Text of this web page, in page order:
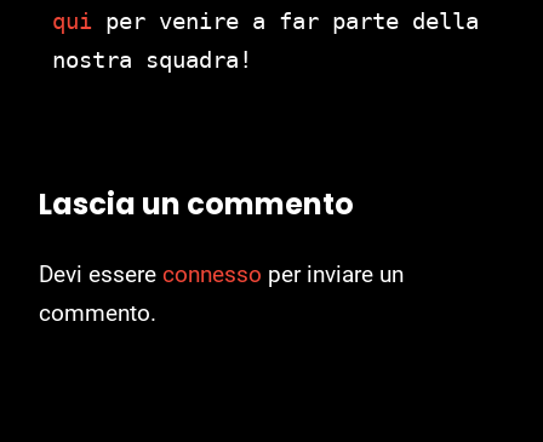
qui per venire a far parte della
nostra squadra!
Lascia un commento
Devi essere connesso per inviare un
commento.